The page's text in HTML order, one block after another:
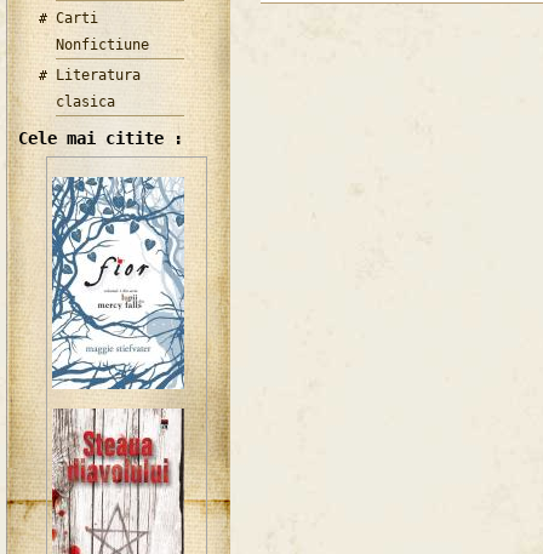
Carti
Nonfictiune
Literatura
clasica
Cele mai citite :